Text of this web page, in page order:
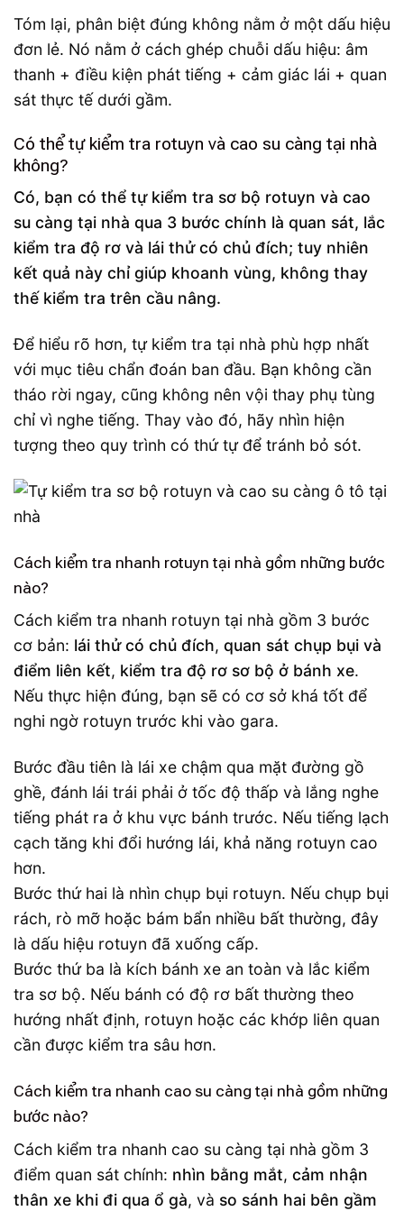
Tóm lại, phân biệt đúng không nằm ở một dấu hiệu
đơn lẻ. Nó nằm ở cách ghép chuỗi dấu hiệu: âm
thanh + điều kiện phát tiếng + cảm giác lái + quan
sát thực tế dưới gầm.
Có thể tự kiểm tra rotuyn và cao su càng tại nhà
không?
Có, bạn có thể tự kiểm tra sơ bộ rotuyn và cao
su càng tại nhà qua 3 bước chính là quan sát, lắc
kiểm tra độ rơ và lái thử có chủ đích; tuy nhiên
kết quả này chỉ giúp khoanh vùng, không thay
thế kiểm tra trên cầu nâng.
Để hiểu rõ hơn, tự kiểm tra tại nhà phù hợp nhất
với mục tiêu chẩn đoán ban đầu. Bạn không cần
tháo rời ngay, cũng không nên vội thay phụ tùng
chỉ vì nghe tiếng. Thay vào đó, hãy nhìn hiện
tượng theo quy trình có thứ tự để tránh bỏ sót.
Cách kiểm tra nhanh rotuyn tại nhà gồm những bước
nào?
Cách kiểm tra nhanh rotuyn tại nhà gồm 3 bước
cơ bản: lái thử có chủ đích, quan sát chụp bụi và
điểm liên kết, kiểm tra độ rơ sơ bộ ở bánh xe.
Nếu thực hiện đúng, bạn sẽ có cơ sở khá tốt để
nghi ngờ rotuyn trước khi vào gara.
Bước đầu tiên là lái xe chậm qua mặt đường gồ
ghề, đánh lái trái phải ở tốc độ thấp và lắng nghe
tiếng phát ra ở khu vực bánh trước. Nếu tiếng lạch
cạch tăng khi đổi hướng lái, khả năng rotuyn cao
hơn.
Bước thứ hai là nhìn chụp bụi rotuyn. Nếu chụp bụi
rách, rò mỡ hoặc bám bẩn nhiều bất thường, đây
là dấu hiệu rotuyn đã xuống cấp.
Bước thứ ba là kích bánh xe an toàn và lắc kiểm
tra sơ bộ. Nếu bánh có độ rơ bất thường theo
hướng nhất định, rotuyn hoặc các khớp liên quan
cần được kiểm tra sâu hơn.
Cách kiểm tra nhanh cao su càng tại nhà gồm những
bước nào?
Cách kiểm tra nhanh cao su càng tại nhà gồm 3
điểm quan sát chính: nhìn bằng mắt, cảm nhận
thân xe khi đi qua ổ gà, và so sánh hai bên gầm